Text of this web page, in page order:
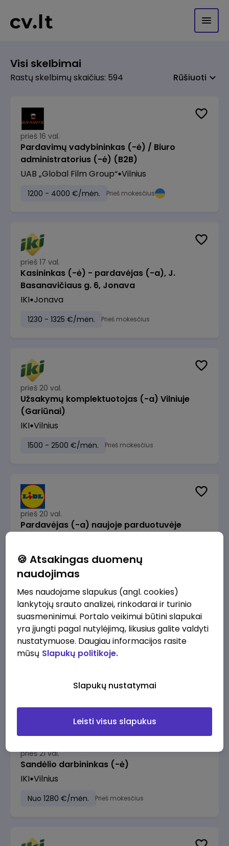
Visi skelbimai
Rastų skelbimų skaičius: 594 Rūšiuoti
prieš 16 val.
Pardavimų vadybininkas (-ė) / Biuro
administratorius (-ė) (B2B)
UAB „Global Film Group“ Vilnius
1200 - 4000 €/mėn. Prieš mokesčius
prieš 17 val.
Kasininkas (-ė) - pardavėjas (-a), J.
Basanavičiaus g. 6, Jonava
IKI Jonava
1230 - 1325 €/mėn. Prieš mokesčius
prieš 20 val.
Užsakymų komplektuotojas (-a) Vilniuje
(Gariūnai)
IKI Vilnius
1500 - 2500 €/mėn. Prieš mokesčius
prieš 20 val.
Pardavėjas (-a) naujoje parduotuvėje
1715 - 2170 €/mėn.
prieš 21 val.
Darbo užmokesčio buhalteris(ė)
3000 - 3650 €/mėn. Prieš mokesčius
prieš 21 val.
Sandėlio darbininkas (-ė)
IKI Vilnius
Nuo 1280 €/mėn. Prieš mokesčius
🍪 Atsakingas duomenų
naudojimas
Mes naudojame slapukus (angl. cookies)
lankytojų srauto analizei, rinkodarai ir turinio
suasmeninimui. Portalo veikimui būtini slapukai
yra įjungti pagal nutylėjimą, likusius galite valdyti
nustatymuose. Daugiau informacijos rasite
mūsų Slapukų politikoje.
Slapukų nustatymai
Leisti visus slapukus